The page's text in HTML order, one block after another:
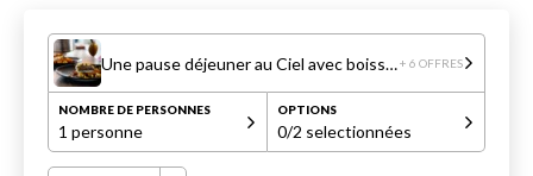
Une pause déjeuner au Ciel avec boissons+ 6 OFFRES
NOMBRE DE PERSONNES
1 personne
OPTIONS
0/2 selectionnées